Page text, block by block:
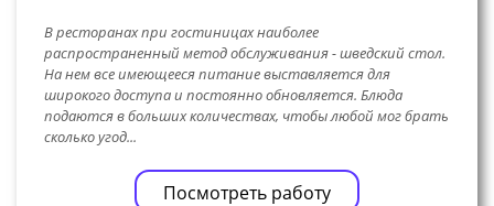
В ресторанах при гостиницах наиболее
распространенный метод обслуживания - шведский стол.
На нем все имеющееся питание выставляется для
широкого доступа и постоянно обновляется. Блюда
подаются в больших количествах, чтобы любой мог брать
сколько угод...
Посмотреть работу